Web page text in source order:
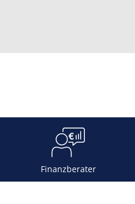
Finanzberater